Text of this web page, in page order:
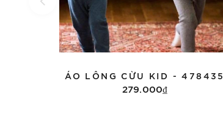
ÁO LÔNG CỪU KID - 478435
279.000₫